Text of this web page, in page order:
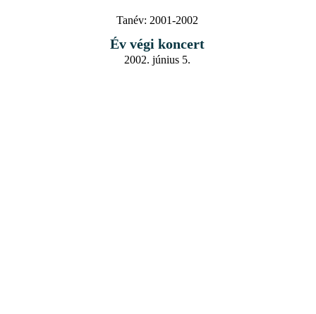
Tanév: 2001-2002
Év végi koncert
2002. június 5.